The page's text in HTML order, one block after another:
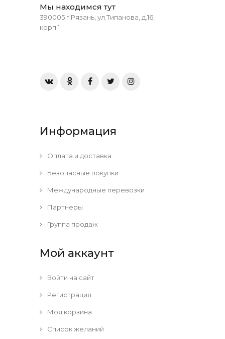
Мы находимся тут
390005 г.Рязань, ул.Типанова, д.16,
корп.1
Информация
Оплата и доставка
Безопасные покупки
Международные перевозки
Партнеры
Группа продаж
Мой аккаунт
Войти на сайт
Регистрация
Моя корзина
Список желаний